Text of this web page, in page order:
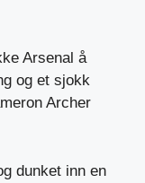
Arsenal å
og et sjokk
Archer
dunket inn en